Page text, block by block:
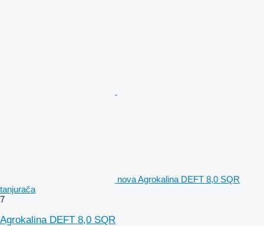
nova Agrokalina DEFT 8,0 SQR
tanjurača
7
Agrokalina DEFT 8,0 SQR